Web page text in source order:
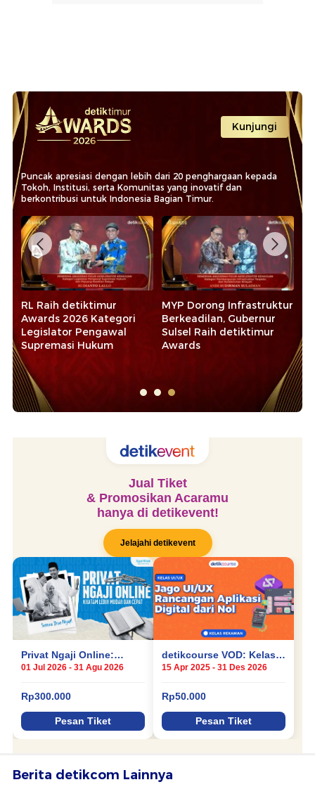
Kunjungi
Puncak apresiasi dengan lebih dari 20 penghargaan kepada
Tokoh, Institusi, serta Komunitas yang inovatif dan
berkontribusi untuk Indonesia Bagian Timur.
RL Raih detiktimur
Awards 2026 Kategori
Legislator Pengawal
Supremasi Hukum
MYP Dorong Infrastruktur
Berkeadilan, Gubernur
Sulsel Raih detiktimur
Awards
Berita detikcom Lainnya